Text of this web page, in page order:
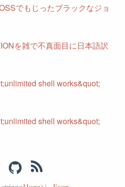
でもじったブラックなジョ
を雑で不真面目に日本語訳
shell works&quot;
shell works&quot;